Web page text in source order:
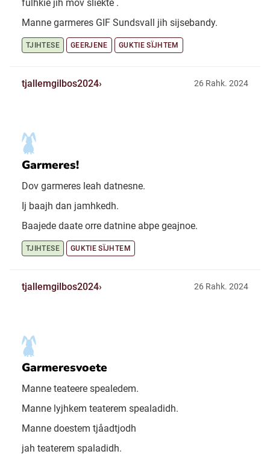
fulhkie jih mov sliekte .
Manne garmeres GIF Sundsvall jih sijsebandy.
TJIHTESE GEERJENE GUKTIE SÏJHTEM
tjallemgilbos2024 26 Rahk. 2024
Garmeres!
Dov garmeres leah datnesne.
Ij baajh dan jamhkedh.
Baajede daate orre datnine abpe geajnoe.
TJIHTESE GUKTIE SÏJHTEM
tjallemgilbos2024 26 Rahk. 2024
Garmeresvoete
Manne teateere spealedem.
Manne lyjhkem teaterem spealadidh.
Manne doestem tjåadtjodh
jah teaterem spaladidh.